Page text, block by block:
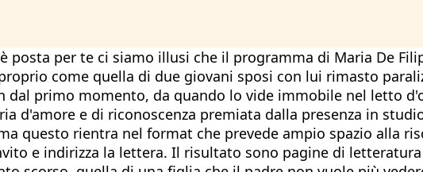
posta per te ci siamo illusi che il programma di Maria De
come quella di due giovani sposi con lui rimasto
dal primo momento, da quando lo vide immobile nel letto
d'amore e di riconoscenza premiata dalla presenza in
questo rientra nel format che prevede ampio spazio alla
e indirizza la lettera. Il risultato sono pagine di